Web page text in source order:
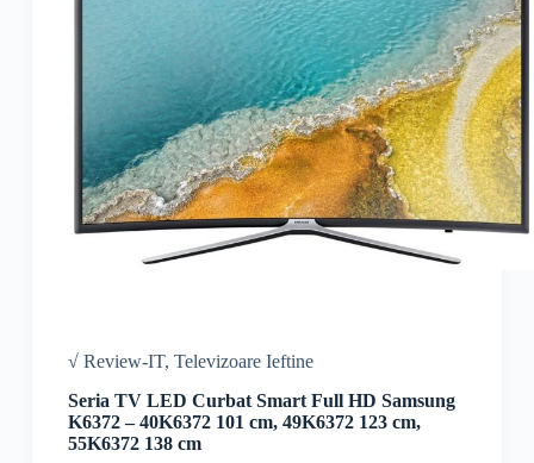
√ Review-IT, Televizoare Ieftine
Seria TV LED Curbat Smart Full HD Samsung
K6372 – 40K6372 101 cm, 49K6372 123 cm,
55K6372 138 cm